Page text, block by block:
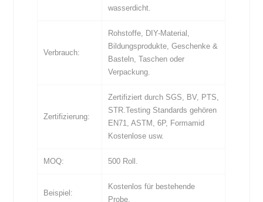
wasserdicht.
Verbrauch:
Rohstoffe, DIY-Material,
Bildungsprodukte, Geschenke &
Basteln, Taschen oder
Verpackung.
Zertifizierung:
Zertifiziert durch SGS, BV, PTS,
STR.Testing Standards gehören
EN71, ASTM, 6P, Formamid
Kostenlose usw.
MOQ: 500 Roll.
Beispiel:
Kostenlos für bestehende
Probe.